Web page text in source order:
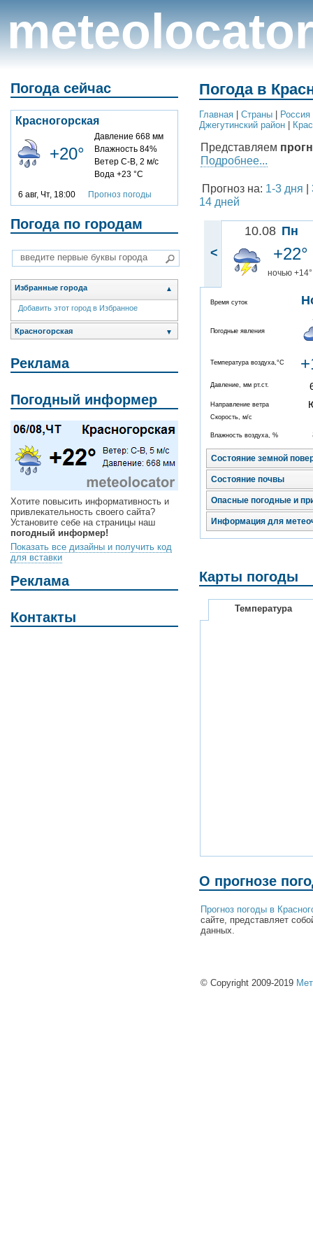
meteolocator
Погода сейчас
Красногорская
+20°
Давление 668 мм
Влажность 84%
Ветер С-В, 2 м/с
Вода +23 °C
6 авг, Чт, 18:00 Прогноз погоды
Погода по городам
Избранные города ▲
Добавить этот город в Избранное
Красногорская ▼
Реклама
Погодный информер
Хотите повысить информативность и
привлекательность своего сайта?
Установите себе на страницы наш
погодный информер!
Показать все дизайны и получить код
для вставки
Реклама
Контакты
Погода в
Главная Cтраны Россия
Джегутинский район
Представляем
Подробнее...
Прогноз на: 1-3 дня
14 дней
<
10.08 Пн
+22°
ночью +14°
Время суток
Погодные явления
Температура воздуха,°C
Давление, мм рт.ст.
Направление ветра
Скорость, м/с
Влажность воздуха, %
Состояние земной
Состояние почвы
Опасные погодные и
Информация для
Карты погоды
Температура
О прогнозе
Прогноз погоды в
сайте, представляет
данных.
© Copyright 2009-2019